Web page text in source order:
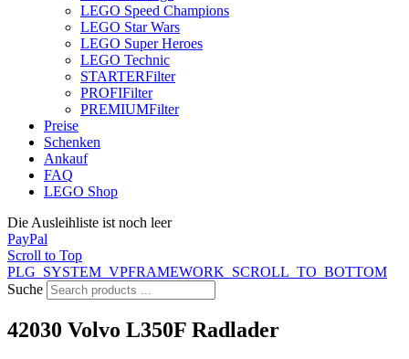
LEGO Speed Champions
LEGO Star Wars
LEGO Super Heroes
LEGO Technic
STARTERFilter
PROFIFilter
PREMIUMFilter
Preise
Schenken
Ankauf
FAQ
LEGO Shop
Die Ausleihliste ist noch leer
PayPal
Scroll to Top
PLG_SYSTEM_VPFRAMEWORK_SCROLL_TO_BOTTOM
Suche
42030 Volvo L350F Radlader